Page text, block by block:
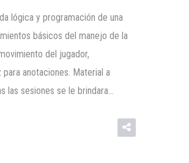
lógica y programación de una
básicos del manejo de la
del jugador,
anotaciones. Material a
las sesiones se le brindara…